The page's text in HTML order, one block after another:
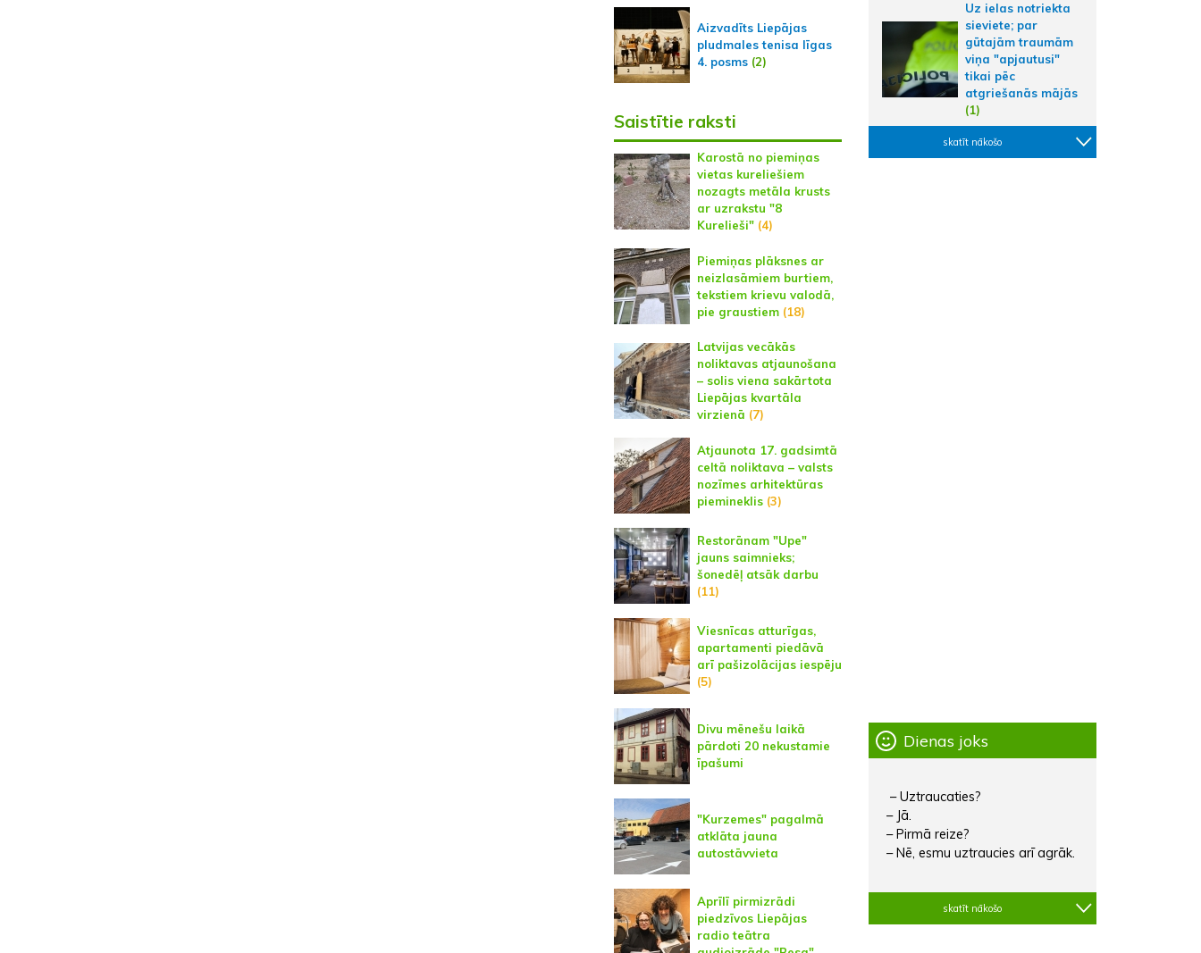
Aizvadīts Liepājas
pludmales tenisa līgas
4. posms(2)
Saistītie raksti
Karostā no piemiņas
vietas kureliešiem
nozagts metāla krusts
ar uzrakstu "8
Kurelieši"(4)
Piemiņas plāksnes ar
neizlasāmiem burtiem,
tekstiem krievu valodā,
pie graustiem(18)
Latvijas vecākās
noliktavas atjaunošana
– solis viena sakārtota
Liepājas kvartāla
virzienā (7)
Atjaunota 17. gadsimtā
celtā noliktava – valsts
nozīmes arhitektūras
piemineklis(3)
Restorānam "Upe"
jauns saimnieks;
šonedēļ atsāk darbu
(11)
Viesnīcas atturīgas,
apartamenti piedāvā
arī pašizolācijas iespēju
(5)
Divu mēnešu laikā
pārdoti 20 nekustamie
īpašumi
"Kurzemes" pagalmā
atklāta jauna
autostāvvieta
Aprīlī pirmizrādi
piedzīvos Liepājas
radio teātra
Uz ielas notriekta
sieviete; par
gūtajām traumām
viņa "apjautusi"
tikai pēc
atgriešanās mājās
(1)
skatīt nākošo
Dienas joks
– Uztraucaties?
– Jā.
– Pirmā reize?
– Nē, esmu uztraucies arī agrāk.
skatīt nākošo